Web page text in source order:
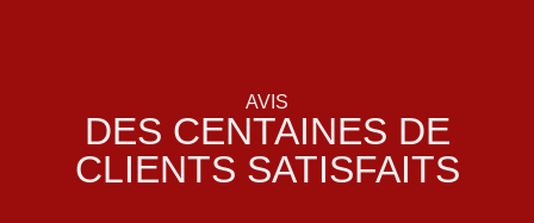
AVIS
DES CENTAINES DE
CLIENTS SATISFAITS